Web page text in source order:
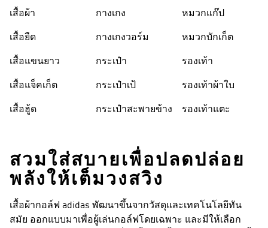
เสื้อผ้า
เสื้อยืด
เสื้อแขนยาว
เสื้อแจ็คเก็ต
เสื้อฮู้ด
กางเกง
กางเกงวอร์ม
กระเป๋า
กระเป๋าเป้
กระเป๋าสะพายข้าง
หมวกแก๊ป
หมวกบักเก็ต
รองเท้า
รองเท้าผ้าใบ
รองเท้าแตะ
สวมใส่สบายเพื่อปลดปล่อย
พลังให้เต็มวงสวิง
เสื้อผ้ากอล์ฟ adidas พัฒนาขึ้นจากวัสดุและเทคโนโลยีทัน
สมัย ออกแบบมาเพื่อผู้เล่นกอล์ฟโดยเฉพาะ และมีให้เลือก